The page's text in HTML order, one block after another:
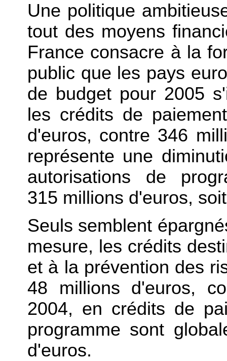
Une politique
tout des moyens
France consacre à la
public que les pays
de budget pour 2005
les crédits de
d'euros, contre 346
représente une
autorisations de
315 millions d'euros,
Seuls semblent
mesure, les crédits
et à la prévention des
48 millions d'euros,
2004, en crédits de
programme sont
d'euros.